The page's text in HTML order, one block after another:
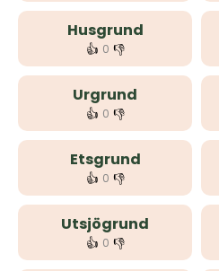
Husgrund
👍 0 👎
Urgrund
👍 0 👎
Etsgrund
👍 0 👎
Utsjögrund
👍 0 👎